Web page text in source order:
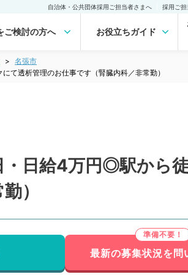
自治体・公共団体採用ご担当者さまへ 採用ご
ご検討の方へ お役立ちガイド
名張市
て透析管理のお仕事です（腎臓内科／非常勤）
・日給4万円◎駅から
）
最新の募集状況を問